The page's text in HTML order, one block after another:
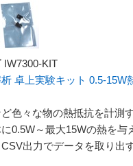
IW7300-KIT
卓上実験キット 0.5-15W
色々な物の熱抵抗を計測
0.5W～最大15Wの熱を与
出力でデータを取り出